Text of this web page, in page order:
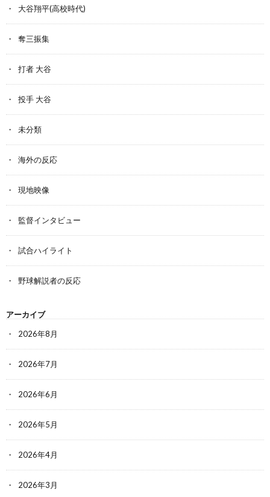
大谷翔平(高校時代)
奪三振集
打者 大谷
投手 大谷
未分類
海外の反応
現地映像
監督インタビュー
試合ハイライト
野球解説者の反応
アーカイブ
2026年8月
2026年7月
2026年6月
2026年5月
2026年4月
2026年3月